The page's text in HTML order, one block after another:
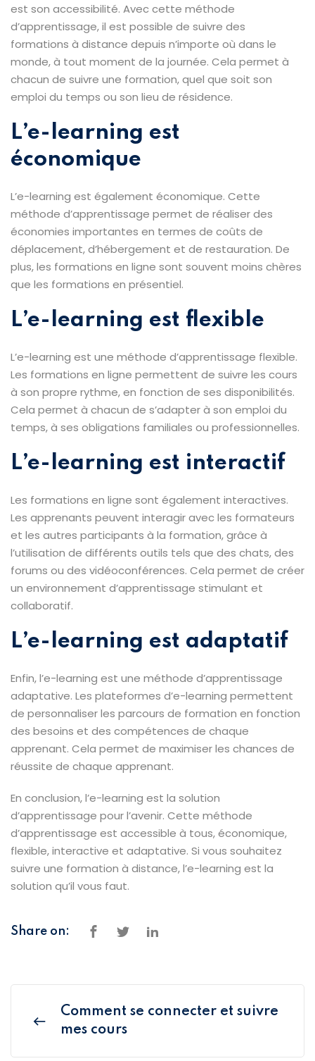
est son accessibilité. Avec cette méthode
d’apprentissage, il est possible de suivre des
formations à distance depuis n’importe où dans le
monde, à tout moment de la journée. Cela permet à
chacun de suivre une formation, quel que soit son
emploi du temps ou son lieu de résidence.
L’e-learning est
économique
L’e-learning est également économique. Cette
méthode d’apprentissage permet de réaliser des
économies importantes en termes de coûts de
déplacement, d’hébergement et de restauration. De
plus, les formations en ligne sont souvent moins chères
que les formations en présentiel.
L’e-learning est flexible
L’e-learning est une méthode d’apprentissage flexible.
Les formations en ligne permettent de suivre les cours
à son propre rythme, en fonction de ses disponibilités.
Cela permet à chacun de s’adapter à son emploi du
temps, à ses obligations familiales ou professionnelles.
L’e-learning est interactif
Les formations en ligne sont également interactives.
Les apprenants peuvent interagir avec les formateurs
et les autres participants à la formation, grâce à
l’utilisation de différents outils tels que des chats, des
forums ou des vidéoconférences. Cela permet de créer
un environnement d’apprentissage stimulant et
collaboratif.
L’e-learning est adaptatif
Enfin, l’e-learning est une méthode d’apprentissage
adaptative. Les plateformes d’e-learning permettent
de personnaliser les parcours de formation en fonction
des besoins et des compétences de chaque
apprenant. Cela permet de maximiser les chances de
réussite de chaque apprenant.
En conclusion, l’e-learning est la solution
d’apprentissage pour l’avenir. Cette méthode
d’apprentissage est accessible à tous, économique,
flexible, interactive et adaptative. Si vous souhaitez
suivre une formation à distance, l’e-learning est la
solution qu’il vous faut.
Share on:
Comment se connecter et suivre
mes cours